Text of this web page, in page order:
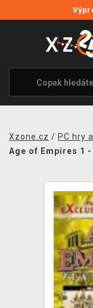
VÝPRODEJ
VIDEOHRY
XZONE
TÉMATIKY
MERCHANDISE
PRODEJNY
DOPRAVA
Xzone.cz / PC hry
Age of Empires 1